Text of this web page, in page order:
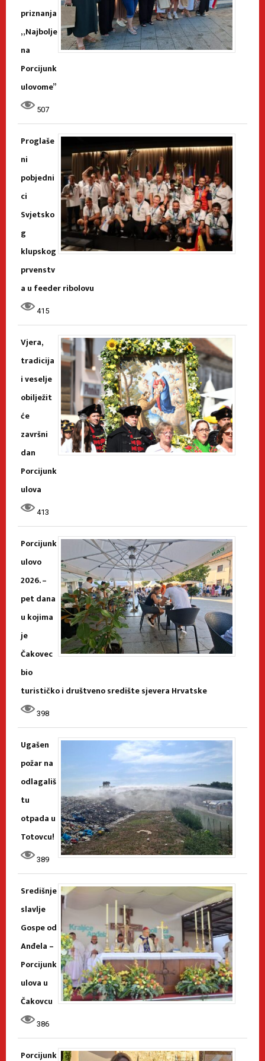
priznanja
„Najbolje
na
Porcijunk
ulovome”
507
Proglaše
ni
pobjedni
ci
Svjetsko
g
klupskog
prvenstv
a u feeder ribolovu
415
Vjera,
tradicija
i veselje
obilježit
će
završni
dan
Porcijunk
ulova
413
Porcijunk
ulovo
2026. –
pet dana
u kojima
je
Čakovec
bio
turističko i društveno središte sjevera Hrvatske
398
Ugašen
požar na
odlagališ
tu
otpada u
Totovcu!
389
Središnje
slavlje
Gospe od
Anđela –
Porcijunk
ulova u
Čakovcu
386
Porcijunk